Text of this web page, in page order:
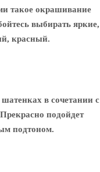
такое окрашивание
выбирать яркие,
красный.
в сочетании с
подойдет
подтоном.